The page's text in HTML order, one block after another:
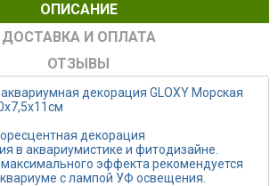
ОПИСАНИЕ
ДОСТАВКА И ОПЛАТА
ОТЗЫВЫ
декорация GLOXY Морская
декорация
в аквариумистике и фитодизайне.
эффекта рекомендуется
с лампой УФ освещения.